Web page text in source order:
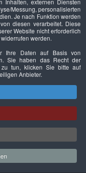
Nachhaltigkeit
e.V..
Inhalten, externen Diensten
Messung, personalisierten
Je nach Funktion werden
diesen verarbeitet. Diese
Website nicht erforderlich
werden.
Ihre Daten auf Basis von
Sie haben das Recht der
zu tun, klicken Sie bitte auf
Anbieter.